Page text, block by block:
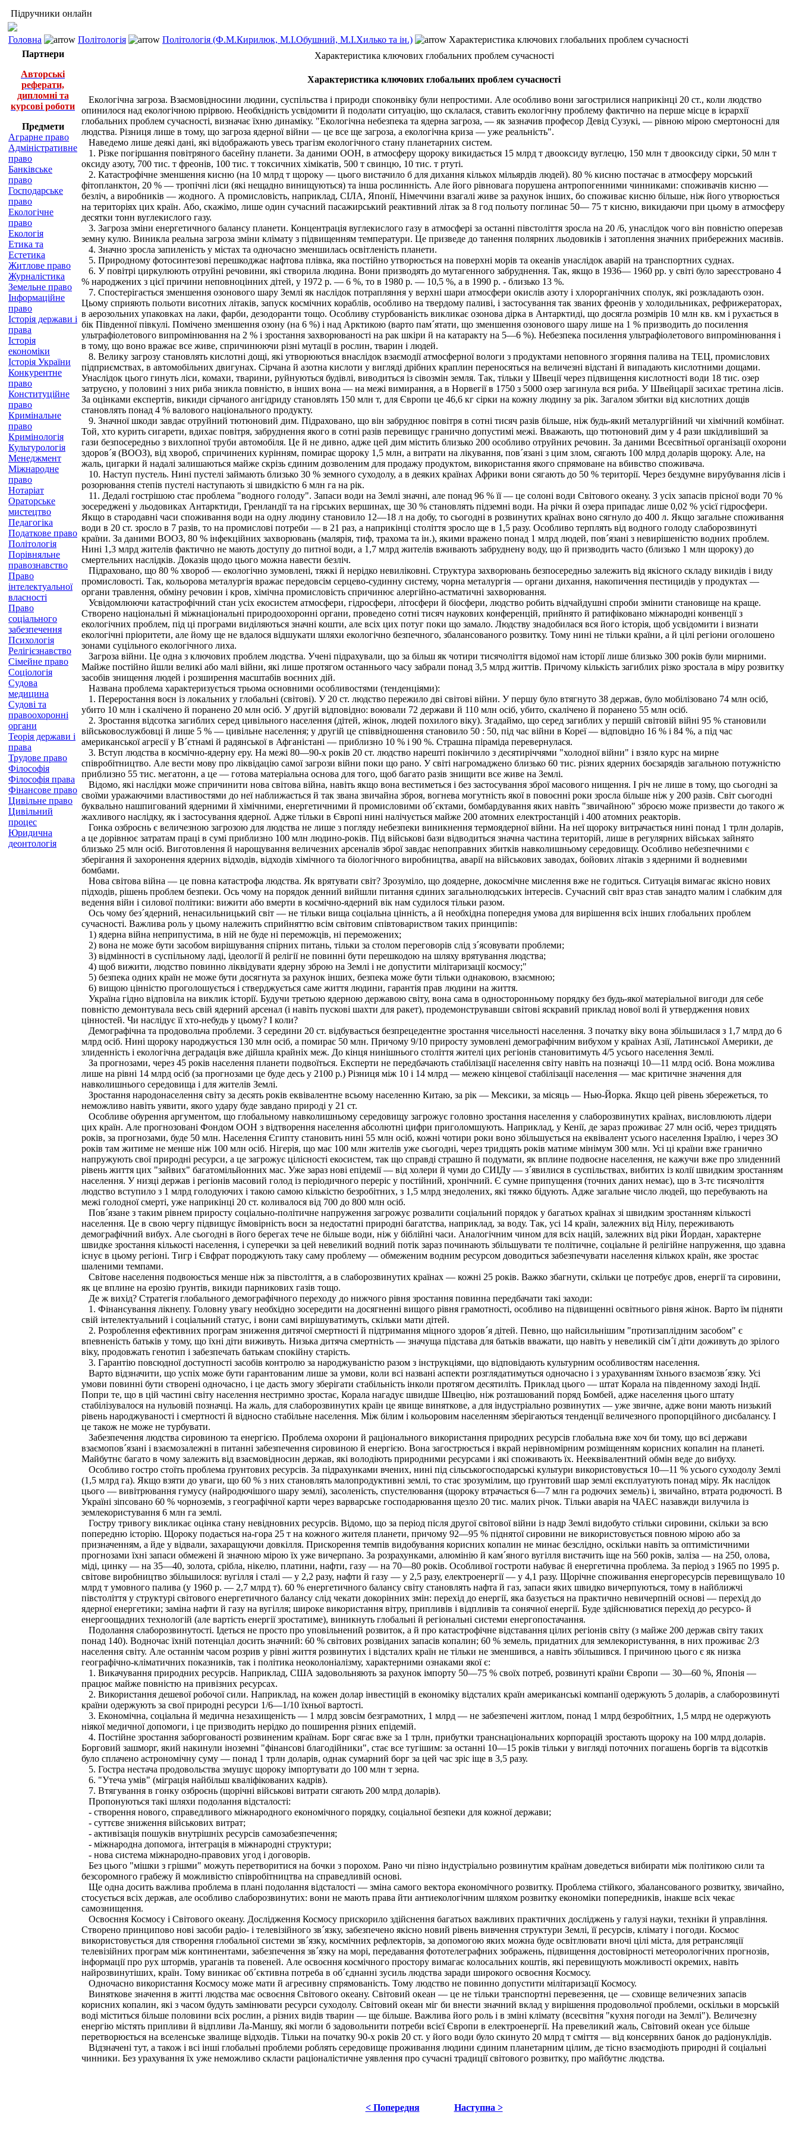
Підручники онлайн
Головна Політологія Політологія (Ф.М.Кирилюк, М.І.Обушний, М.І.Хилько та ін.)
Характеристика ключових глобальних проблем сучасності
Партнери
Авторські
реферати,
дипломні та
курсові роботи
Предмети
Аграрне право
Адміністративне
право
Банківське
право
Господарське
право
Екологічне
право
Екологія
Етика та
Естетика
Житлове право
Журналістика
Земельне право
Інформаційне
право
Історія держави і
права
Історія
економіки
Історія України
Конкурентне
право
Конституційне
право
Кримінальне
право
Кримінологія
Культурологія
Менеджмент
Міжнародне
право
Нотаріат
Ораторське
мистецтво
Педагогіка
Податкове право
Політологія
Порівняльне
правознавство
Право
інтелектуальної
власності
Право
соціального
забезпечення
Психологія
Релігієзнавство
Сімейне право
Соціологія
Судова
медицина
Судові та
правоохоронні
органи
Теорія держави і
права
Трудове право
Філософія
Філософія права
Фінансове право
Цивільне право
Цивільний
процес
Юридична
деонтологія
Характеристика ключових глобальних проблем сучасності
Характеристика ключових глобальних проблем сучасності
Екологічна загроза. Взаємовідносини людини, суспільства і природи споконвіку були непростими. Але особливо вони загострилися наприкінці 20 ст., коли людство
опинилося над екологічною прірвою. Необхідність усвідомити й подолати ситуацію, що склалася, ставить екологічну проблему фактично на перше місце в ієрархії
глобальних проблем сучасності, визначає їхню динаміку. "Екологічна небезпека та ядерна загроза, — як зазначив професор Девід Сузукі, — рівною мірою смертоносні для
людства. Різниця лише в тому, що загроза ядерної війни — це все ще загроза, а екологічна криза — уже реальність".
Наведемо лише деякі дані, які відображають увесь трагізм екологічного стану планетарних систем.
1. Різке погіршання повітряного басейну планети. За даними ООН, в атмосферу щороку викидається 15 млрд т двооксиду вуглецю, 150 млн т двооксиду сірки, 50 млн т
оксиду азоту, 700 тис. т фреонів, 100 тис. т токсичних хімікатів, 500 т свинцю, 10 тис. т ртуті.
2. Катастрофічне зменшення кисню (на 10 млрд т щороку — цього вистачило б для дихання кількох мільярдів людей). 80 % кисню постачає в атмосферу морський
фітопланктон, 20 % — тропічні ліси (які нещадно винищуються) та інша рослинність. Але його рівновага порушена антропогенними чинниками: споживачів кисню —
безліч, а виробників — жодного. А промисловість, наприклад, СІЛА, Японії, Німеччини взагалі живе за рахунок інших, бо споживає кисню більше, ніж його утворюється
на територіях цих країн. Або, скажімо, лише один сучасний пасажирський реактивний літак за 8 год польоту поглинає 50— 75 т кисню, викидаючи при цьому в атмосферу
десятки тонн вуглекислого газу.
3. Загроза зміни енергетичного балансу планети. Концентрація вуглекислого газу в атмосфері за останні півстоліття зросла на 20 /6, унаслідок чого він повністю оперезав
земну кулю. Виникла реальна загроза зміни клімату з підвищенням температури. Це призведе до танення полярних льодовиків і затоплення значних прибережних масивів.
4. Значно зросла запиленість у містах та одночасно зменшилась освітленість планети.
5. Природному фотосинтезові перешкоджає нафтова плівка, яка постійно утворюється на поверхні морів та океанів унаслідок аварій на транспортних суднах.
6. У повітрі циркулюють отруйні речовини, які створила людина. Вони призводять до мутагенного забруднення. Так, якщо в 1936— 1960 pp. у світі було зареєстровано 4
% народжених з цієї причини неповноцінних дітей, у 1972 р. — 6 %, то в 1980 р. — 10,5 %, а в 1990 р. - близько 13 %.
7. Спостерігається зменшення озонового шару Землі як наслідок потрапляння у верхні шари атмосфери окислів азоту і хлорорганічних сполук, які розкладають озон.
Цьому сприяють польоти висотних літаків, запуск космічних кораблів, особливо на твердому паливі, і застосування так званих фреонів у холодильниках, рефрижераторах,
в аерозольних упаковках на лаки, фарби, дезодоранти тощо. Особливу стурбованість викликає озонова дірка в Антарктиді, що досягла розмірів 10 млн кв. км і рухається в
бік Південної півкулі. Помічено зменшення озону (на 6 %) і над Арктикою (варто пам´ятати, що зменшення озонового шару лише на 1 % призводить до посилення
ультрафіолетового випромінювання на 2 % і зростання захворюваності на рак шкіри й на катаракту на 5—6 %). Небезпека посилення ультрафіолетового випромінювання і
в тому, що воно вражає все живе, спричинюючи різні мутації в рослин, тварин і людей.
8. Велику загрозу становлять кислотні дощі, які утворюються внаслідок взаємодії атмосферної вологи з продуктами неповного згоряння палива на ТЕЦ, промислових
підприємствах, в автомобільних двигунах. Сірчана й азотна кислоти у вигляді дрібних краплин переносяться на величезні відстані й випадають кислотними дощами.
Унаслідок цього гинуть ліси, комахи, тварини, руйнуються будівлі, виводиться із сівозмін земля. Так, тільки у Швеції через підвищення кислотності води 18 тис. озер
затруєно, у половині з них риба зникла повністю, в інших вона — на межі вимирання, а в Норвегії в 1750 з 5000 озер загинула вся риба. У Швейцарії засихає третина лісів.
За оцінками експертів, викиди сірчаного ангідриду становлять 150 млн т, для Європи це 46,6 кг сірки на кожну людину за рік. Загалом збитки від кислотних дощів
становлять понад 4 % валового національного продукту.
9. Значної шкоди завдає отруйний тютюновий дим. Підраховано, що він забруднює повітря в сотні тисяч разів більше, ніж будь-який металургійний чи хімічний комбінат.
Той, хто курить сигарети, вдихає повітря, забруднення якого в сотні разів перевищує гранично допустимі межі. Вважають, що тютюновий дим у 4 рази шкідливіший за
гази безпосередньо з вихлопної труби автомобіля. Це й не дивно, адже цей дим містить близько 200 особливо отруйних речовин. За даними Всесвітньої організації охорони
здоров´я (ВООЗ), від хвороб, спричинених курінням, помирає щороку 1,5 млн, а витрати на лікування, пов´язані з цим злом, сягають 100 млрд доларів щороку. Але, на
жаль, цигарки й надалі залишаються майже скрізь єдиним дозволеним для продажу продуктом, використання якого спрямоване на вбивство споживача.
10. Наступ пустель. Нині пустелі займають близько 30 % земного суходолу, а в деяких країнах Африки вони сягають до 50 % території. Через бездумне вирубування лісів і
розорювання степів пустелі наступають зі швидкістю 6 млн га на рік.
11. Дедалі гострішою стає проблема "водного голоду". Запаси води на Землі значні, але понад 96 % її — це солоні води Світового океану. З усіх запасів прісної води 70 %
зосереджені у льодовиках Антарктиди, Гренландії та на гірських вершинах, ще 30 % становлять підземні води. На річки й озера припадає лише 0,02 % усієї гідросфери.
Якщо в стародавні часи споживання води на одну людину становило 12—18 л на добу, то сьогодні в розвинутих країнах воно сягнуло до 400 л. Якщо загальне споживання
води в 20 ст. зросло в 7 разів, то на промислові потреби — в 21 раз, а наприкінці століття зросло ще в 1,5 разу. Особливо терплять від водного голоду слаборозвинуті
країни. За даними ВООЗ, 80 % інфекційних захворювань (малярія, тиф, трахома та ін.), якими вражено понад 1 млрд людей, пов´язані з невирішеністю водних проблем.
Нині 1,3 млрд жителів фактично не мають доступу до питної води, а 1,7 млрд жителів вживають забруднену воду, що й призводить часто (близько 1 млн щороку) до
смертельних наслідків. Доказів щодо цього можна навести безліч.
Підраховано, що 80 % хвороб — екологічно зумовлені, тяжкі й нерідко невиліковні. Структура захворювань безпосередньо залежить від якісного складу викидів і виду
промисловості. Так, кольорова металургія вражає передовсім серцево-судинну систему, чорна металургія — органи дихання, накопичення пестицидів у продуктах —
органи травлення, обміну речовин і кров, хімічна промисловість спричинює алергійно-астматичні захворювання.
Усвідомлюючи катастрофічний стан усіх екосистем атмосфери, гідросфери, літосфери й біосфери, людство робить відчайдушні спроби змінити становище на краще.
Створено національні й міжнаціональні природоохоронні органи, проведено сотні тисяч наукових конференцій, прийнято й ратифіковано міжнародні конвенції з
екологічних проблем, під ці програми виділяються значні кошти, але всіх цих потуг поки що замало. Людству знадобилася вся його історія, щоб усвідомити і визнати
екологічні пріоритети, але йому ще не вдалося відшукати шляхи екологічно безпечного, збалансованого розвитку. Тому нині не тільки країни, а й цілі регіони оголошено
зонами суцільного екологічного лиха.
Загроза війни. Це одна з ключових проблем людства. Учені підрахували, що за більш як чотири тисячоліття відомої нам історії лише близько 300 років були мирними.
Майже постійно йшли великі або малі війни, які лише протягом останнього часу забрали понад 3,5 млрд життів. Причому кількість загиблих різко зростала в міру розвитку
засобів знищення людей і розширення масштабів воєнних дій.
Названа проблема характеризується трьома основними особливостями (тенденціями):
1. Переростання воєн із локальних у глобальні (світові). У 20 ст. людство пережило дві світові війни. У першу було втягнуто 38 держав, було мобілізовано 74 млн осіб,
убито 10 млн і скалічено й поранено 20 млн осіб. У другій відповідно: воювали 72 держави й 110 млн осіб, убито, скалічено й поранено 55 млн осіб.
2. Зростання відсотка загиблих серед цивільного населення (дітей, жінок, людей похилого віку). Згадаймо, що серед загиблих у першій світовій війні 95 % становили
військовослужбовці й лише 5 % — цивільне населення; у другій це співвідношення становило 50 : 50, під час війни в Кореї — відповідно 16 % і 84 %, а під час
американської агресії у В´єтнамі й радянської в Афганістані — приблизно 10 % і 90 %. Страшна піраміда перевернулася.
3. Вступ людства в космічно-ядерну еру. На межі 80—90-х років 20 ст. людство нарешті покінчило з десятиріччями "холодної війни" і взяло курс на мирне
співробітництво. Але вести мову про ліквідацію самої загрози війни поки що рано. У світі нагромаджено близько 60 тис. різних ядерних боєзарядів загальною потужністю
приблизно 55 тис. мегатонн, а це — готова матеріальна основа для того, щоб багато разів знищити все живе на Землі.
Відомо, які наслідки може спричинити нова світова війна, навіть якщо вона вестиметься і без застосування зброї масового нищення. І річ не лише в тому, що сьогодні за
своїми уражаючими властивостями до неї наближається й так звана звичайна зброя, вогнева могутність якої в повоєнні роки зросла більше ніж у 200 разів. Світ сьогодні
буквально нашпигований ядерними й хімічними, енергетичними й промисловими об´єктами, бомбардування яких навіть "звичайною" зброєю може призвести до такого ж
жахливого наслідку, як і застосування ядерної. Адже тільки в Європі нині налічується майже 200 атомних електростанцій і 400 атомних реакторів.
Гонка озброєнь є величезною загрозою для людства не лише з погляду небезпеки виникнення термоядерної війни. На неї щороку витрачається нині понад 1 трлн доларів,
а це дорівнює затратам праці в сумі приблизно 100 млн людино-років. Під військові бази відводиться значна частина територій, лише в регулярних військах зайнято
близько 25 млн осіб. Виготовлення й нарощування величезних арсеналів зброї завдає непоправних збитків навколишньому середовищу. Особливо небезпечними є
зберігання й захоронення ядерних відходів, відходів хімічного та біологічного виробництва, аварії на військових заводах, бойових літаків з ядерними й водневими
бомбами.
Нова світова війна — це повна катастрофа людства. Як врятувати світ? Зрозуміло, що доядерне, докосмічне мислення вже не годиться. Ситуація вимагає якісно нових
підходів, рішень проблем безпеки. Ось чому на порядок денний вийшли питання єдиних загальнолюдських інтересів. Сучасний світ враз став занадто малим і слабким для
ведення війн і силової політики: вижити або вмерти в космічно-ядерний вік нам судилося тільки разом.
Ось чому без´ядерний, ненасильницький світ — не тільки вища соціальна цінність, а й необхідна попередня умова для вирішення всіх інших глобальних проблем
сучасності. Важлива роль у цьому належить сприйняттю всім світовим співтовариством таких принципів:
1) ядерна війна неприпустима, в ній не буде ні переможців, ні переможених;
2) вона не може бути засобом вирішування спірних питань, тільки за столом переговорів слід з´ясовувати проблеми;
3) відмінності в суспільному ладі, ідеології й релігії не повинні бути перешкодою на шляху врятування людства;
4) щоб вижити, людство повинно ліквідувати ядерну зброю на Землі і не допустити мілітаризації космосу;"
5) безпека одних країн не може бути досягнута за рахунок інших, безпека може бути тільки однаковою, взаємною;
6) вищою цінністю проголошується і стверджується саме життя людини, гарантія прав людини на життя.
Україна гідно відповіла на виклик історії. Будучи третьою ядерною державою світу, вона сама в односторонньому порядку без будь-якої матеріальної вигоди для себе
повністю демонтувала весь свій ядерний арсенал (і навіть пускові шахти для ракет), продемонструвавши світові яскравий приклад нової волі й утвердження нових
цінностей. Чи наслідує її хто-небудь у цьому? І коли?
Демографічна та продовольча проблеми. З середини 20 ст. відбувається безпрецедентне зростання чисельності населення. З початку віку вона збільшилася з 1,7 млрд до 6
млрд осіб. Нині щороку народжується 130 млн осіб, а помирає 50 млн. Причому 9/10 приросту зумовлені демографічним вибухом у країнах Азії, Латинської Америки, де
злиденність і екологічна деградація вже дійшла крайніх меж. До кінця нинішнього століття жителі цих регіонів становитимуть 4/5 усього населення Землі.
За прогнозами, через 45 років населення планети подвоїться. Експерти не передбачають стабілізації населення світу навіть на позначці 10—11 млрд осіб. Вона можлива
лише на рівні 14 млрд осіб (за прогнозами це буде десь у 2100 р.) Різниця між 10 і 14 млрд — межею кінцевої стабілізації населення — має критичне значення для
навколишнього середовища і для жителів Землі.
Зростання народонаселення світу за десять років еквівалентне всьому населенню Китаю, за рік — Мексики, за місяць — Нью-Йорка. Якщо цей рівень збережеться, то
неможливо навіть уявити, якого удару буде завдано природі у 21 ст.
Особливе обурення аргументом, що глобальному навколишньому середовищу загрожує головно зростання населення у слаборозвинутих країнах, висловлюють лідери
цих країн. Але прогнозовані Фондом ООН з відтворення населення абсолютні цифри приголомшують. Наприклад, у Кенії, де зараз проживає 27 млн осіб, через тридцять
років, за прогнозами, буде 50 млн. Населення Єгипту становить нині 55 млн осіб, кожні чотири роки воно збільшується на еквівалент усього населення Ізраїлю, і через ЗО
років там житиме не менше ніж 100 млн осіб. Нігерія, що має 100 млн жителів уже сьогодні, через тридцять років матиме мінімум 300 млн. Усі ці країни вже гранично
напружують свої природні ресурси, а це загрожує цілісності екосистем, так що справді страшно й подумати, як вплине подвоєне населення, не кажучи вже про злиденний
рівень життя цих "зайвих" багатомільйонних мас. Уже зараз нові епідемії — від холери й чуми до СИІДу — з´явилися в суспільствах, вибитих із колії швидким зростанням
населення. У низці держав і регіонів масовий голод із періодичного переріс у постійний, хронічний. Є сумне припущення (точних даних немає), що в 3-тє тисячоліття
людство вступило з 1 млрд голодуючих і такою самою кількістю безробітних, з 1,5 млрд знедолених, які тяжко бідують. Адже загальне число людей, що перебувають на
межі голодної смерті, уже наприкінці 20 ст. коливалося від 700 до 800 млн осіб.
Пов´язане з таким рівнем приросту соціально-політичне напруження загрожує розвалити соціальний порядок у багатьох країнах зі швидким зростанням кількості
населення. Це в свою чергу підвищує ймовірність воєн за недостатні природні багатства, наприклад, за воду. Так, усі 14 країн, залежних від Нілу, переживають
демографічний вибух. Але сьогодні в його берегах тече не більше води, ніж у біблійні часи. Аналогічним чином для всіх націй, залежних від ріки Йордан, характерне
швидке зростання кількості населення, і суперечки за цей невеликий водний потік зараз починають збільшувати те політичне, соціальне й релігійне напруження, що здавна
існує в цьому регіоні. Тигр і Євфрат породжують таку саму проблему — обмеженим водним ресурсом доводиться забезпечувати населення кількох країн, яке зростає
шаленими темпами.
Світове населення подвоюється менше ніж за півстоліття, а в слаборозвинутих країнах — кожні 25 років. Важко збагнути, скільки це потребує дров, енергії та сировини,
як це вплине на ерозію ґрунтів, викиди парникових газів тощо.
Де ж вихід? Стратегія глобального демографічного переходу до нижчого рівня зростання повинна передбачати такі заходи:
1. Фінансування лікнепу. Головну увагу необхідно зосередити на досягненні вищого рівня грамотності, особливо на підвищенні освітнього рівня жінок. Варто їм підняти
свій інтелектуальний і соціальний статус, і вони самі вирішуватимуть, скільки мати дітей.
2. Розроблення ефективних програм зниження дитячої смертності й підтримання міцного здоров´я дітей. Певно, що найсильнішим "протизаплідним засобом" є
впевненість батьків у тому, що їхні діти виживуть. Низька дитяча смертність — значуща підстава для батьків вважати, що навіть у невеликій сім´ї діти доживуть до зрілого
віку, продовжать генотип і забезпечать батькам спокійну старість.
3. Гарантію повсюдної доступності засобів контролю за народжуваністю разом з інструкціями, що відповідають культурним особливостям населення.
Варто відзначити, що успіх може бути гарантованим лише за умови, коли всі названі аспекти розглядатимуться одночасно і з урахуванням їхнього взаємозв´язку. Усі
умови повинні бути створені одночасно, і це дасть змогу зберігати стабільність інколи протягом десятиліть. Приклад цього — штат Корала на південному заході Індії.
Попри те, що в цій частині світу населення нестримно зростає, Корала нагадує швидше Швецію, ніж розташований поряд Бомбей, адже населення цього штату
стабілізувалося на нульовій позначці. На жаль, для слаборозвинутих країн це явище виняткове, а для індустріально розвинутих — уже звичне, адже вони мають низький
рівень народжуваності і смертності й відносно стабільне населення. Між білим і кольоровим населенням зберігаються тенденції величезного пропорційного дисбалансу. І
це також не може не турбувати.
Забезпечення людства сировиною та енергією. Проблема охорони й раціонального використання природних ресурсів глобальна вже хоч би тому, що всі держави
взаємопов´язані і взаємозалежні в питанні забезпечення сировиною й енергією. Вона загострюється і вкрай нерівномірним розміщенням корисних копалин на планеті.
Майбутнє багато в чому залежить від взаємовідносин держав, які володіють природними ресурсами і які споживають їх. Нееквівалентний обмін веде до вибуху.
Особливо гостро стоїть проблема ґрунтових ресурсів. За підрахунками вчених, нині під сільськогосподарські культури використовується 10—11 % усього суходолу Землі
(1,5 млрд га). Якщо взяти до уваги, що 60 % з них становлять малопродуктивні землі, то стає зрозумілим, що ґрунтовий шар землі експлуатують понад міру. Як наслідок
цього — вивітрювання гумусу (найродючішого шару землі), засоленість, спустелювання (щороку втрачається 6—7 млн га родючих земель) і, звичайно, втрата родючості. В
Україні зіпсовано 60 % чорноземів, з географічної карти через варварське господарювання щезло 20 тис. малих річок. Тільки аварія на ЧАЕС назавжди вилучила із
землекористування 6 млн га землі.
Гостру тривогу викликає оцінка стану невідновних ресурсів. Відомо, що за період після другої світової війни із надр Землі видобуто стільки сировини, скільки за всю
попередню історію. Щороку подається на-гора 25 т на кожного жителя планети, причому 92—95 % піднятої сировини не використовується повною мірою або за
призначенням, а йде у відвали, захаращуючи довкілля. Прискорення темпів видобування корисних копалин не минає безслідно, оскільки навіть за оптимістичними
прогнозами їхні запаси обмежені й значною мірою їх уже вичерпано. За розрахунками, алюмінію й кам´яного вугілля вистачить іще на 560 років, заліза — на 250, олова,
міді, цинку — на 35—40, золота, срібла, нікелю, платини, нафти, газу — на 70—80 років. Особливої гостроти набуває й енергетична проблема. За період з 1965 по 1995 р.
світове виробництво збільшилося: вугілля і сталі — у 2,2 разу, нафти й газу — у 2,5 разу, електроенергії — у 4,1 разу. Щорічне споживання енергоресурсів перевищувало 10
млрд т умовного палива (у 1960 р. — 2,7 млрд т). 60 % енергетичного балансу світу становлять нафта й газ, запаси яких швидко вичерпуються, тому в найближчі
півстоліття у структурі світового енергетичного балансу слід чекати докорінних змін: перехід до енергії, яка базується на практично невичерпній основі — перехід до
ядерної енергетики; заміна нафти й газу на вугілля; широке використання вітру, припливів і відпливів та сонячної енергії. Буде здійснюватися перехід до ресурсо- й
енергоощадних технологій (але вартість енергії зростатиме), виникнуть глобальні й регіональні системи енергопостачання.
Подолання слаборозвинутості. Ідеться не просто про уповільнений розвиток, а й про катастрофічне відставання цілих регіонів світу (з майже 200 держав світу таких
понад 140). Водночас їхній потенціал досить значний: 60 % світових розвіданих запасів копалин; 60 % земель, придатних для землекористування, в них проживає 2/3
населення світу. Але останнім часом розрив у рівні життя розвинутих і відсталих країн не тільки не зменшився, а навіть збільшився. І причиною цього є як низка
географічно-кліматичних показників, так і політика неоколоніалізму, характерними ознаками якої є:
1. Викачування природних ресурсів. Наприклад, США задовольняють за рахунок імпорту 50—75 % своїх потреб, розвинуті країни Європи — 30—60 %, Японія —
працює майже повністю на привізних ресурсах.
2. Використання дешевої робочої сили. Наприклад, на кожен долар інвестицій в економіку відсталих країн американські компанії одержують 5 доларів, а слаборозвинуті
країни одержують за свої природні ресурси 1/6—1/10 їхньої вартості.
3. Економічна, соціальна й медична незахищеність — 1 млрд зовсім безграмотних, 1 млрд — не забезпечені житлом, понад 1 млрд безробітних, 1,5 млрд не одержують
ніякої медичної допомоги, і це призводить нерідко до поширення різних епідемій.
4. Постійне зростання заборгованості розвиненим країнам. Борг сягає вже за 1 трлн, прибутки транснаціональних корпорацій зростають щороку на 100 млрд доларів.
Борговий зашморг, який накинули іноземні "фінансові благодійники", стає все тугішим: за останні 10—15 років тільки у вигляді поточних погашень боргів та відсотків
було сплачено астрономічну суму — понад 1 трлн доларів, однак сумарний борг за цей час зріс іще в 3,5 разу.
5. Гостра нестача продовольства змушує щороку імпортувати до 100 млн т зерна.
6. "Утеча умів" (міграція найбільш кваліфікованих кадрів).
7. Втягування в гонку озброєнь (щорічні військові витрати сягають 200 млрд доларів).
Пропонуються такі шляхи подолання відсталості:
- створення нового, справедливого міжнародного економічного порядку, соціальної безпеки для кожної держави;
- суттєве зниження військових витрат;
- активізація пошуків внутрішніх ресурсів самозабезпечення;
- міжнародна допомога, інтеграція в міжнародні структури;
- нова система міжнародно-правових угод і договорів.
Без цього "мішки з грішми" можуть перетворитися на бочки з порохом. Рано чи пізно індустріально розвинутим країнам доведеться вибирати між політикою сили та
безсоромного грабежу й можливістю співробітництва на справедливій основі.
Ще одна досить важлива проблема в плані подолання відсталості — зміна самого вектора економічного розвитку. Проблема стійкого, збалансованого розвитку, звичайно,
стосується всіх держав, але особливо слаборозвинутих: вони не мають права йти антиекологічним шляхом розвитку економіки попередників, інакше всіх чекає
самознищення.
Освоєння Космосу і Світового океану. Дослідження Космосу прискорило здійснення багатьох важливих практичних досліджень у галузі науки, техніки й управління.
Створено принципово нові засоби радіо- і телевізійного зв´язку, забезпечено якісно новий рівень вивчення структури Землі, її ресурсів, клімату і погоди. Космос
використовується для створення глобальної системи зв´язку, космічних рефлекторів, за допомогою яких можна буде освітлювати вночі цілі міста, для ретрансляції
телевізійних програм між континентами, забезпечення зв´язку на морі, передавання фототелеграфних зображень, підвищення достовірності метеорологічних прогнозів,
інформації про рух штормів, ураганів та повеней. Але освоєння космічного простору вимагає колосальних коштів, які перевищують можливості окремих, навіть
найрозвинутіших, країн. Тому виникає об´єктивна потреба в об´єднанні зусиль людства заради широкого освоєння Космосу.
Одночасно використання Космосу може мати й агресивну спрямованість. Тому людство не повинно допустити мілітаризації Космосу.
Виняткове значення в житті людства має освоєння Світового океану. Світовий океан — це не тільки транспортні перевезення, це — сховище величезних запасів
корисних копалин, які з часом будуть замінювати ресурси суходолу. Світовий океан міг би внести значний вклад у вирішення продовольчої проблеми, оскільки в морській
воді міститься більше половини всіх рослин, а різних видів тварин — ще більше. Важлива його роль і в зміні клімату (всесвітня "кухня погоди на Землі"). Величезну
енергію містять припливи й відпливи Ла-Маншу, які могли б задовольнити потреби всієї Європи в електроенергії. На превеликий жаль, Світовий океан усе більше
перетворюється на вселенське звалище відходів. Тільки на початку 90-х років 20 ст. у його води було скинуто 20 млрд т сміття — від консервних банок до радіонуклідів.
Відзначені тут, а також і всі інші глобальні проблеми роблять середовище проживання людини єдиним планетарним цілим, де тісно взаємодіють природні й соціальні
чинники. Без урахування їх уже неможливо скласти раціоналістичне уявлення про сучасні традиції світового розвитку, про майбутнє людства.
< Попередня Наступна >